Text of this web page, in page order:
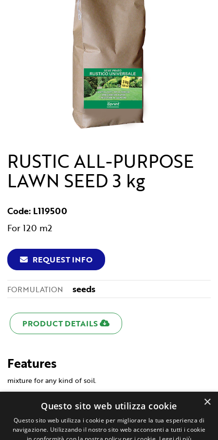
RUSTIC ALL-PURPOSE
LAWN SEED 3 kg
Code: L119500
For 120 m2
REQUEST INFO
FORMULATION seeds
PRODUCT DETAILS
Features
mixture for any kind of soil.
×
Questo sito web utilizza cookie
Questo sito web utilizza i cookie per migliorare la tua esperienza di
navigazione. Utilizzando il nostro sito web acconsenti a tutti i cookie